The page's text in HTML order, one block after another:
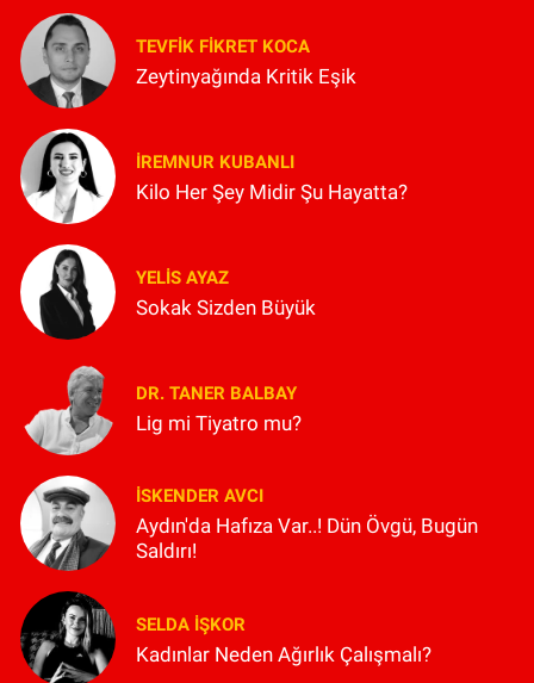
TEVFIK FIKRET KOCA
Zeytinyağında Kritik Eşik
İREMNUR KUBANLI
Kilo Her Şey Midir Şu Hayatta?
YELIS AYAZ
Sokak Sizden Büyük
DR. TANER BALBAY
Lig mi Tiyatro mu?
İSKENDER AVCI
Aydın'da Hafıza Var..! Dün Övgü, Bugün
Saldırı!
SELDA İŞKOR
Kadınlar Neden Ağırlık Çalışmalı?